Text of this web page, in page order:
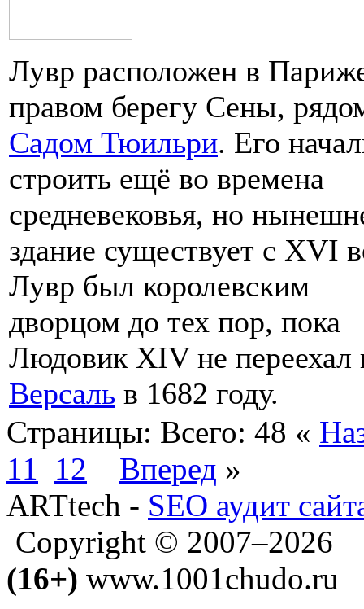
Лувр расположен в
правом берегу Сены,
Садом Тюильри. Его
строить ещё во времена
средневековья, но
здание существует с XVI
Лувр был королевским
дворцом до тех пор, пока
Людовик XIV не переехал
Версаль в 1682 году.
Страницы: Всего: 48 «
11
12 Вперед »
ARTtech - SEO аудит
Copyright © 2007–2026
(16+) www.1001chudo.ru